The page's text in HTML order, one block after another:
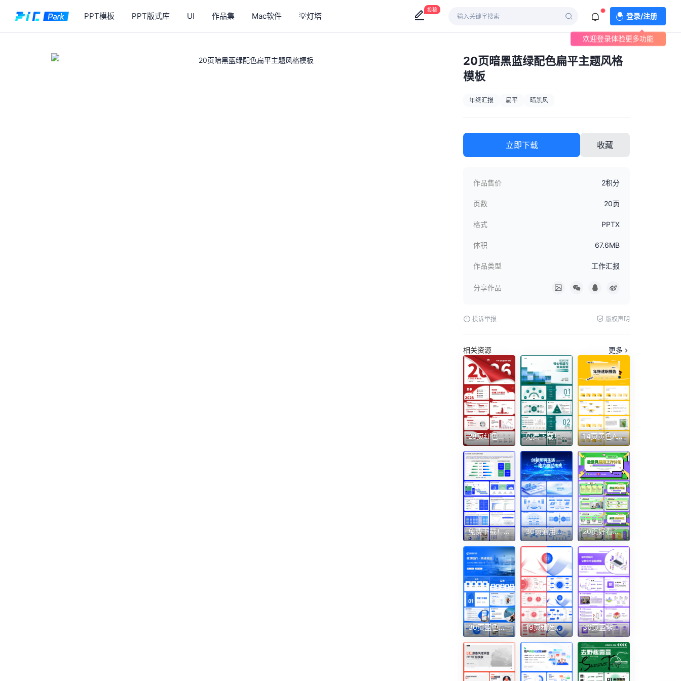
PPT模板 PPT版式库 UI 作品集 Mac软件 💡灯塔
投稿
登录/注册
欢迎登录体验更多功能
20页暗黑蓝绿配色扁平主题风格
模板
年终汇报 扁平 暗黑风
立即下载 收藏
作品售价 2积分
页数 20页
格式 PPTX
体积 67.6MB
作品类型 工作汇报
分享作品
投诉举报 版权声明
相关资源 更多
28页红色质感2026年简约风年终总结暨新年计划ppt模板年终总结工作总结 免费下载！27页电网电力行业汇报ppt 14页黄色AI格式2026年终述职报告工作总结未来展望个人分析
免费下载！24页蓝绿活力数据分析报告PPT模板Keypoint大师ppt设计 30页通用版式逻辑架构房子图目录页电网蓝色渐变科技感PPT 20页好看的像素风多色孟菲斯通用工作计划创新PPT模板
30页蓝色职场通用目录结构架构页等PPT模版 19页精选红蓝版营销策划逻辑图组织框架架构图ppt需平滑切换 30页蓝紫色插画风公司年中总结汇报团队介绍ppt模板